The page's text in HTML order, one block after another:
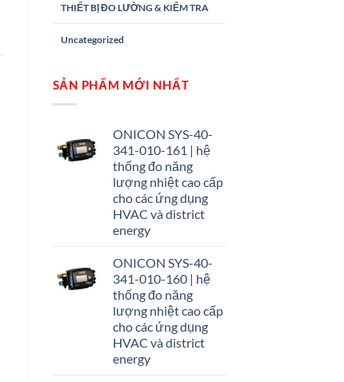
THIẾT BỊ ĐO LƯỜNG & KIỂM TRA
Uncategorized
SẢN PHẨM MỚI NHẤT
ONICON SYS-40-
341-010-161 | hệ
thống đo năng
lượng nhiệt cao cấp
cho các ứng dụng
HVAC và district
energy
ONICON SYS-40-
341-010-160 | hệ
thống đo năng
lượng nhiệt cao cấp
cho các ứng dụng
HVAC và district
energy